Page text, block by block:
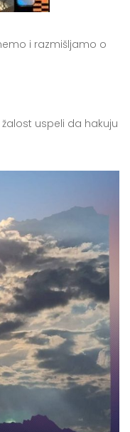
i razmišljamo o
uspeli da hakuju